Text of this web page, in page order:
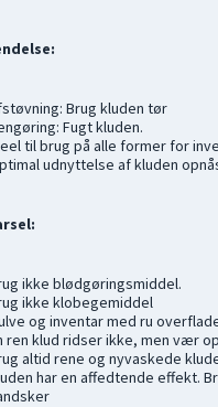
Brug kluden tør
Fugt kluden.
til brug på alle former for
udnyttelse af kluden
ikke blødgøringsmiddel.
ikke klobegemiddel
og inventar med ru
ren klud ridser ikke, men vær
altid rene og nyvaskede
har en affedtende effekt.